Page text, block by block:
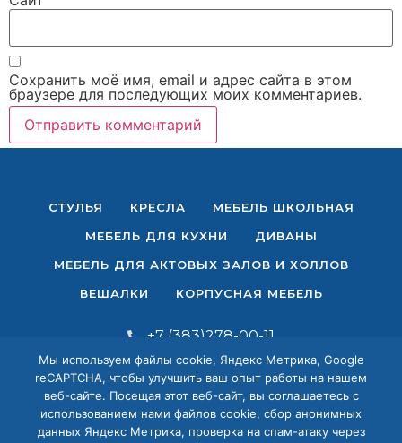
Сохранить моё имя, email и адрес сайта в этом
браузере для последующих моих комментариев.
СТУЛЬЯ КРЕСЛА
МЕБЕЛЬ ШКОЛЬНАЯ
МЕБЕЛЬ ДЛЯ КУХНИ
ДИВАНЫ
МЕБЕЛЬ ДЛЯ АКТОВЫХ ЗАЛОВ И ХОЛЛОВ
ВЕШАЛКИ
КОРПУСНАЯ МЕБЕЛЬ
+7 (383)278-00-11
+7 (383)279-44-99
+7 (383)288-22-27
bvk-kabinet@yandex.ru
Мы используем файлы cookie, Яндекс Метрика, Google
reCAPTCHA, чтобы улучшить ваш опыт работы на нашем
веб-сайте. Посещая этот веб-сайт, вы соглашаетесь с
использованием нами файлов cookie, сбор анонимных
данных Яндекс Метрика, проверка на спам-атаку через